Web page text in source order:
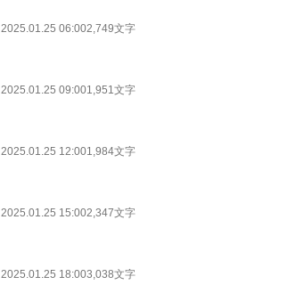
2025.01.25 06:002,749文字
2025.01.25 09:001,951文字
2025.01.25 12:001,984文字
2025.01.25 15:002,347文字
2025.01.25 18:003,038文字